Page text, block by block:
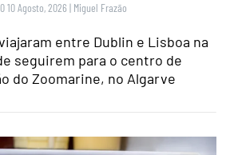
10 Agosto, 2026 | Miguel Frazão
entre Dublin e Lisboa na
seguirem para o centro de
do Zoomarine, no Algarve